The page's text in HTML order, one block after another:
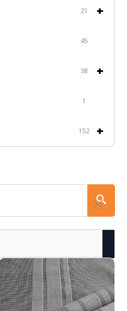
+
21
45
+
38
1
+
152